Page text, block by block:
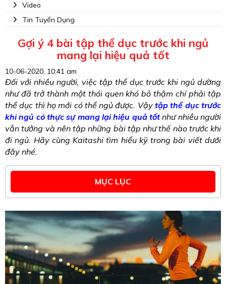
Video
Tin Tuyển Dụng
Gợi ý 4 bài tập thể dục trước khi ngủ
mang lại hiệu quả tốt
10-06-2020, 10:41 am
Đối với nhiều người, việc tập thể dục trước khi ngủ dường
như đã trở thành một thói quen khó bỏ thậm chí phải tập
thể dục thì họ mới có thể ngủ được. Vậytập thể dục trước
khi ngủ có thực sự mang lại hiệu quả tốt như nhiều người
vẫn tưởng và nên tập những bài tập như thế nào trước khi
đi ngủ. Hãy cùng Kaitashi tìm hiểu kỹ trong bài viết dưới
đây nhé.
MỤC LỤC